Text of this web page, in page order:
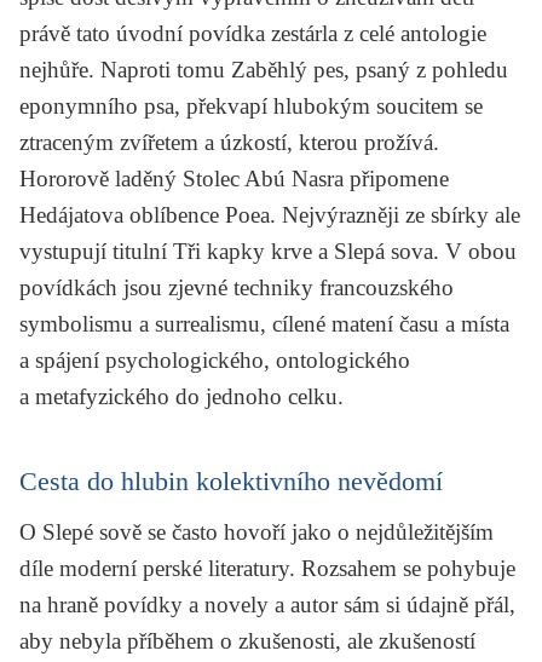
právě tato úvodní povídka zestárla z celé antologie
nejhůře. Naproti tomu Zaběhlý pes, psaný z pohledu
eponymního psa, překvapí hlubokým soucitem se
ztraceným zvířetem a úzkostí, kterou prožívá.
Hororově laděný Stolec Abú Nasra připomene
Hedájatova oblíbence Poea. Nejvýrazněji ze sbírky ale
vystupují titulní Tři kapky krve a Slepá sova. V obou
povídkách jsou zjevné techniky francouzského
symbolismu a surrealismu, cílené matení času a místa
a spájení psychologického, ontologického
a metafyzického do jednoho celku.
Cesta do hlubin kolektivního nevědomí
O Slepé sově se často hovoří jako o nejdůležitějším
díle moderní perské literatury. Rozsahem se pohybuje
na hraně povídky a novely a autor sám si údajně přál,
aby nebyla příběhem o zkušenosti, ale zkušeností